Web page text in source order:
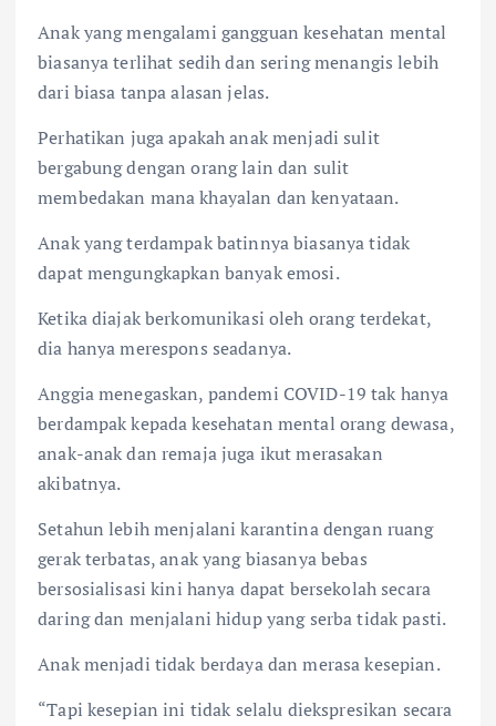
Anak yang mengalami gangguan kesehatan mental
biasanya terlihat sedih dan sering menangis lebih
dari biasa tanpa alasan jelas.
Perhatikan juga apakah anak menjadi sulit
bergabung dengan orang lain dan sulit
membedakan mana khayalan dan kenyataan.
Anak yang terdampak batinnya biasanya tidak
dapat mengungkapkan banyak emosi.
Ketika diajak berkomunikasi oleh orang terdekat,
dia hanya merespons seadanya.
Anggia menegaskan, pandemi COVID-19 tak hanya
berdampak kepada kesehatan mental orang dewasa,
anak-anak dan remaja juga ikut merasakan
akibatnya.
Setahun lebih menjalani karantina dengan ruang
gerak terbatas, anak yang biasanya bebas
bersosialisasi kini hanya dapat bersekolah secara
daring dan menjalani hidup yang serba tidak pasti.
Anak menjadi tidak berdaya dan merasa kesepian.
“Tapi kesepian ini tidak selalu diekspresikan secara